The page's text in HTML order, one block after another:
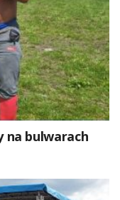
na bulwarach